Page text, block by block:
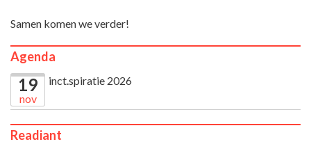
Samen komen we verder!
Agenda
19
nov
inct.spiratie 2026
Readiant